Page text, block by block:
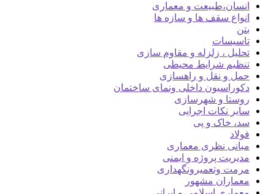
انسان،طبیعت و معماری
انواع سقف ها و سازه ها
بتن
تاسیسات
تحلیل ، زلزله و مقاوم سازی
تنظیم شرایط محیطی
حمل و نقل و راهسازی
دکوراسیون داخلی ونمای ساختمان
روستا و شهرسازی
سایر نکات اجرایی
سد، خاک و پی
فولاد
مبانی نظری معماری
مدیریت پروژه و ایمنی
مرمت وتعمیرونگهداری
معماران مشهور